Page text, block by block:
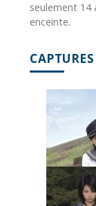
seulement 14
enceinte.